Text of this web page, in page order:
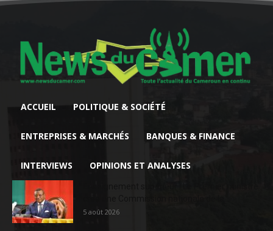
ACCUEIL POLITIQUE & SOCIÉTÉ
ENTREPRISES & MARCHÉS BANQUES & FINANCE
INTERVIEWS OPINIONS ET ANALYSES
5 août 2026